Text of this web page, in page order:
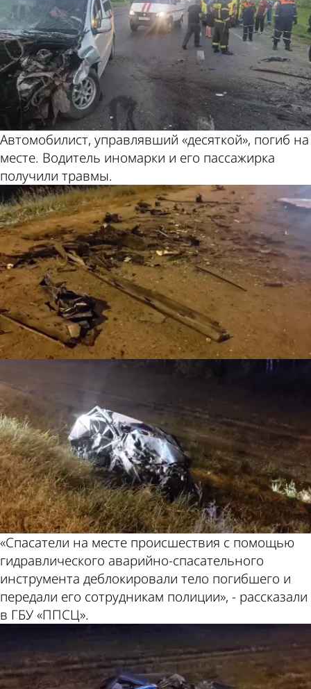
Автомобилист, управлявший «десяткой», погиб на
месте. Водитель иномарки и его пассажирка
получили травмы.
«Спасатели на месте происшествия с помощью
гидравлического аварийно-спасательного
инструмента деблокировали тело погибшего и
передали его сотрудникам полиции», - рассказали
в ГБУ «ППСЦ».